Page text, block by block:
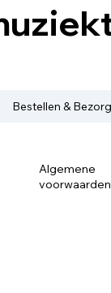
Bestellen &
Algemene
voorwaarden